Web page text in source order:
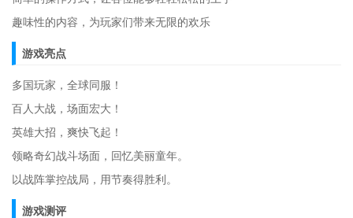
趣味性的内容，为玩家们带来无限的欢乐
游戏亮点
多国玩家，全球同服！
百人大战，场面宏大！
英雄大招，爽快飞起！
领略奇幻战斗场面，回忆美丽童年。
以战阵掌控战局，用节奏得胜利。
游戏测评